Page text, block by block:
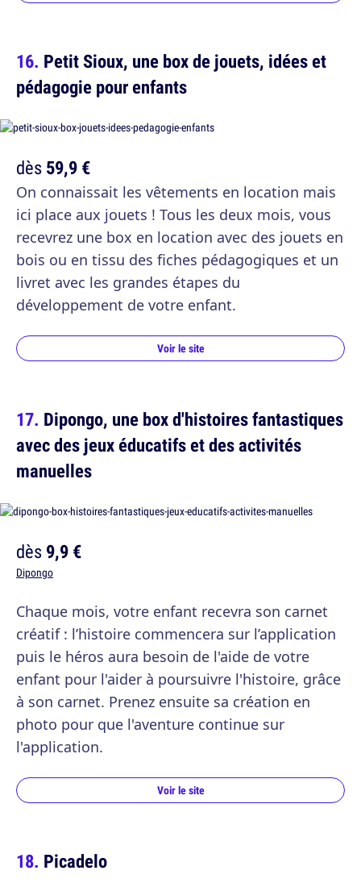
Petit Sioux, une box de jouets, idées et
pédagogie pour enfants
dès59,9 €
On connaissait les vêtements en location mais
ici place aux jouets ! Tous les deux mois, vous
recevrez une box en location avec des jouets en
bois ou en tissu des fiches pédagogiques et un
livret avec les grandes étapes du
développement de votre enfant.
Voir le site
Dipongo, une box d'histoires fantastiques
avec des jeux éducatifs et des activités
manuelles
dès9,9 €
Dipongo
Chaque mois, votre enfant recevra son carnet
créatif : l’histoire commencera sur l’application
puis le héros aura besoin de l'aide de votre
enfant pour l'aider à poursuivre l'histoire, grâce
à son carnet. Prenez ensuite sa création en
photo pour que l'aventure continue sur
l'application.
Voir le site
Picadelo